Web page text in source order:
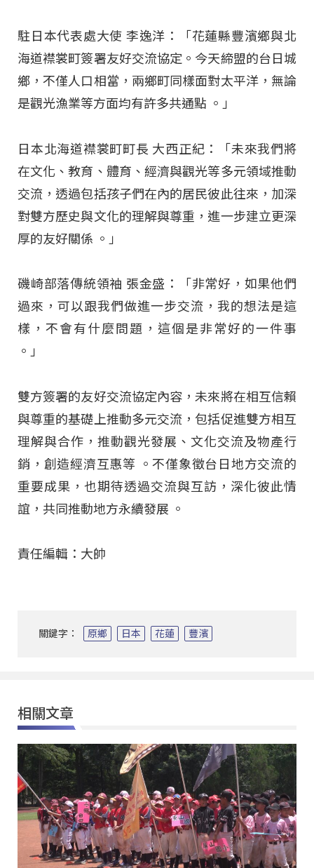
駐日本代表處大使 李逸洋：「花蓮縣豐濱鄉與北
海道襟裳町簽署友好交流協定。今天締盟的台日城
鄉，不僅人口相當，兩鄉町同樣面對太平洋，無論
是觀光漁業等方面均有許多共通點 。」
日本北海道襟裳町町長 大西正紀：「未來我們將
在文化、教育、體育、經濟與觀光等多元領域推動
交流，透過包括孩子們在內的居民彼此往來，加深
對雙方歷史與文化的理解與尊重，進一步建立更深
厚的友好關係 。」
磯崎部落傳統領袖 張金盛：「非常好，如果他們
過來，可以跟我們做進一步交流，我的想法是這
樣，不會有什麼問題，這個是非常好的一件事
。」
雙方簽署的友好交流協定內容，未來將在相互信賴
與尊重的基礎上推動多元交流，包括促進雙方相互
理解與合作，推動觀光發展、文化交流及物產行
銷，創造經濟互惠等
。不僅象徵台日地方交流的
重要成果，也期待透過交流與互訪，深化彼此情
誼，共同推動地方永續發展 。
責任編輯：大帥
關鍵字： 原鄉 日本 花蓮 豐濱
相關文章